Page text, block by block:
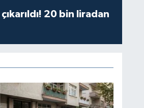
20 bin liradan